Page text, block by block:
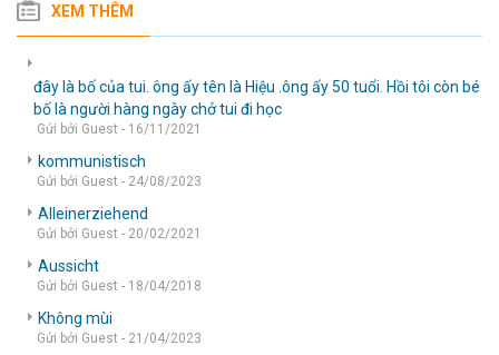
XEM THÊM
đây là bố của tui. ông ấy tên là Hiệu .ông ấy 50 tuổi. Hồi tôi còn bé
bố là người hàng ngày chở tui đi học
Gửi bởi Guest - 16/11/2021
kommunistisch
Gửi bởi Guest - 24/08/2023
Alleinerziehend
Gửi bởi Guest - 20/02/2021
Aussicht
Gửi bởi Guest - 18/04/2018
Không mùi
Gửi bởi Guest - 21/04/2023